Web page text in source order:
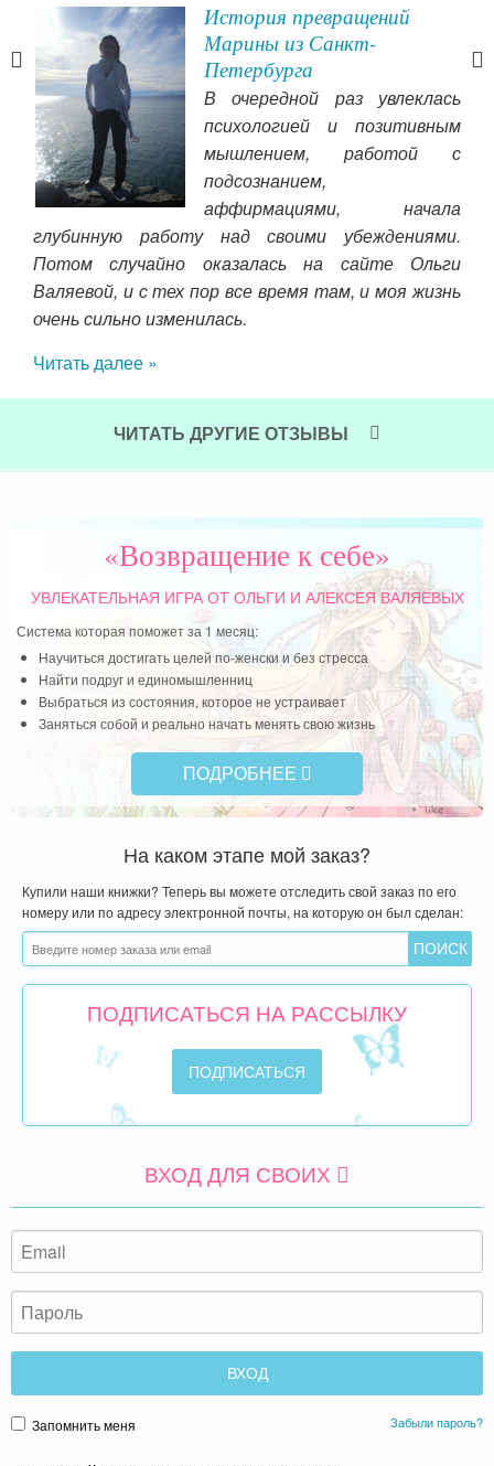
История превращений
Марины из Санкт-
Петербурга
В очередной раз увлеклась
психологией и позитивным
мышлением, работой с
подсознанием,
аффирмациями, начала
глубинную работу над своими убеждениями.
Потом случайно оказалась на сайте Ольги
Валяевой, и с тех пор все время там, и моя жизнь
очень сильно изменилась.
Читать далее »
ЧИТАТЬ ДРУГИЕ ОТЗЫВЫ
«Возвращение к себе»
УВЛЕКАТЕЛЬНАЯ ИГРАОТ ОЛЬГИ И АЛЕКСЕЯ ВАЛЯЕВЫХ
Система которая поможет за 1 месяц:
Научиться достигать целей по-женски и без стресса
Найти подруг и единомышленниц
Выбраться из состояния, которое не устраивает
Заняться собой и реально начать менять свою жизнь
ПОДРОБНЕЕ
На каком этапе мой заказ?
Купили наши книжки? Теперь вы можете отследить свой заказ по его
номеру или по адресу электронной почты, на которую он был сделан:
ПОДПИСАТЬСЯ НА РАССЫЛКУ
ВХОД ДЛЯ СВОИХ
Запомнить меня Забыли пароль?